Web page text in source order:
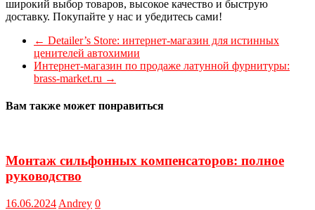
широкий выбор товаров, высокое качество и быструю
доставку. Покупайте у нас и убедитесь сами!
← Detailer’s Store: интернет-магазин для истинных
ценителей автохимии
Интернет-магазин по продаже латунной фурнитуры:
brass-market.ru →
Вам также может понравиться
Монтаж сильфонных компенсаторов: полное
руководство
16.06.2024 Andrey 0